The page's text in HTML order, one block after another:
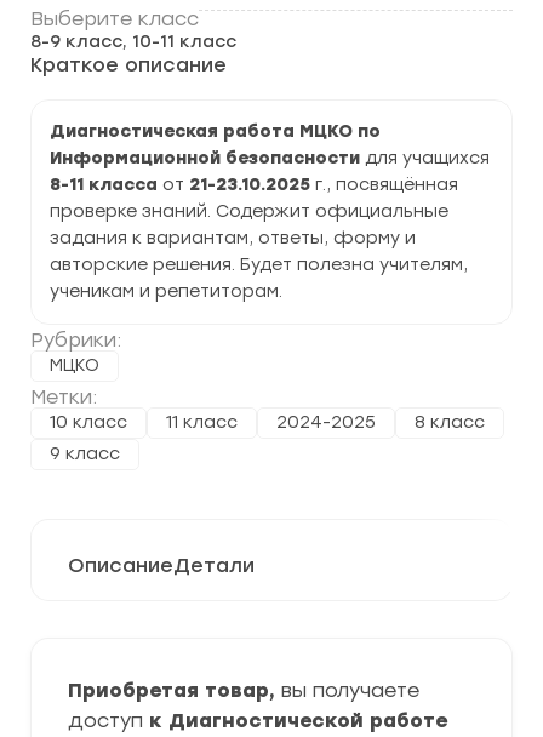
Выберите класс
8-9 класс, 10-11 класс
Краткое описание
Диагностическая работа МЦКО по
Информационной безопасности для учащихся
8-11 класса от 21-23.10.2025 г., посвящённая
проверке знаний. Содержит официальные
задания к вариантам, ответы, форму и
авторские решения. Будет полезна учителям,
ученикам и репетиторам.
Рубрики:
МЦКО
Метки:
10 класс 11 класс 2024-2025
8 класс
9 класс
по
информационной
безопасности
ОписаниеДетали
Приобретая товар, вы получаете
доступ к Диагностической работе